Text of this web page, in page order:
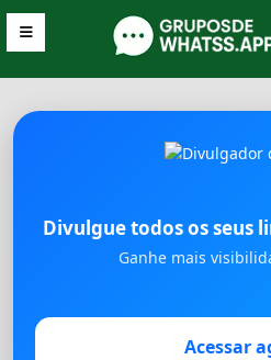
Divulgue todos os seus
Ganhe mais
Acessar